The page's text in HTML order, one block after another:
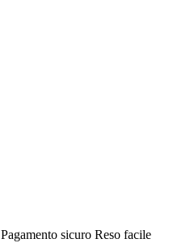
Pagamento sicuro Reso facile